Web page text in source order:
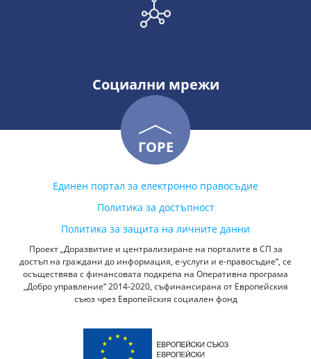
Социални мрежи
ГОРЕ
Единен портал за електронно правосъдие
Политика за достъпност
Политика за защита на личните данни
Проект „Доразвитие и централизиране на порталите в СП за
достъп на граждани до информация, е-услуги и е-правосъдие“, се
осъществява с финансовата подкрепа на Оперативна програма
„Добро управление“ 2014-2020, съфинансирана от Европейския
съюз чрез Европейския социален фонд